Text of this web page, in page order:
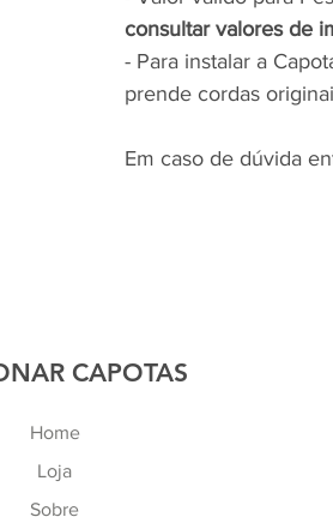
consultar valores de
- Para instalar a
prende cordas
Em caso de dúvida
CAPOTAS
Home
Loja
Sobre